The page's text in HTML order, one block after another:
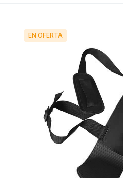
EN OFERTA